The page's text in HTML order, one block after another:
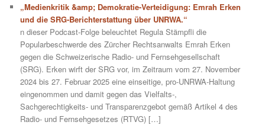
„Medienkritik &amp; Demokratie-Verteidigung: Emrah Erken
und die SRG-Berichterstattung über UNRWA.“
n dieser Podcast-Folge beleuchtet Regula Stämpfli die
Popularbeschwerde des Zürcher Rechtsanwalts Emrah Erken
gegen die Schweizerische Radio- und Fernsehgesellschaft
(SRG). Erken wirft der SRG vor, im Zeitraum vom 27. November
2024 bis 27. Februar 2025 eine einseitige, pro-UNRWA-Haltung
eingenommen und damit gegen das Vielfalts-,
Sachgerechtigkeits- und Transparenzgebot gemäß Artikel 4 des
Radio- und Fernsehgesetzes (RTVG) […]